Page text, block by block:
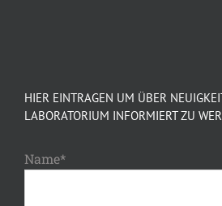
HIER EINTRAGEN UM ÜBER
LABORATORIUM INFORMIERT ZU
Name*